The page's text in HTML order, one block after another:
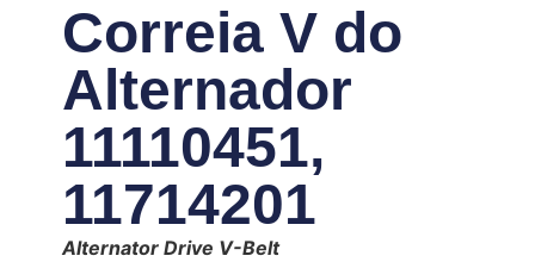
Correia V do
Alternador
11110451,
11714201
Alternator Drive V-Belt